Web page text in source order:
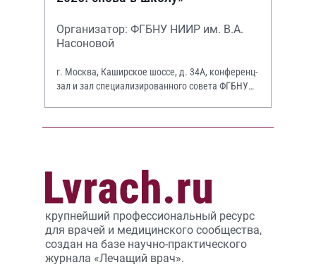
Организатор: ФГБНУ НИИР им. В.А.
Насоновой
г. Москва, Каширское шоссе, д. 34А, конференц-
зал и зал специализированного совета ФГБНУ
крупнейший профессиональный ресурс
для врачей и медицинского сообщества,
создан на базе научно-практического
журнала «Лечащий врач».